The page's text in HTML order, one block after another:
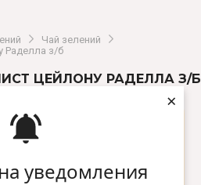
уведомления
×
Чай зелений
Раделла з/б
ЛИСТ ЦЕЙЛОНУ РАДЕЛЛА З/Б